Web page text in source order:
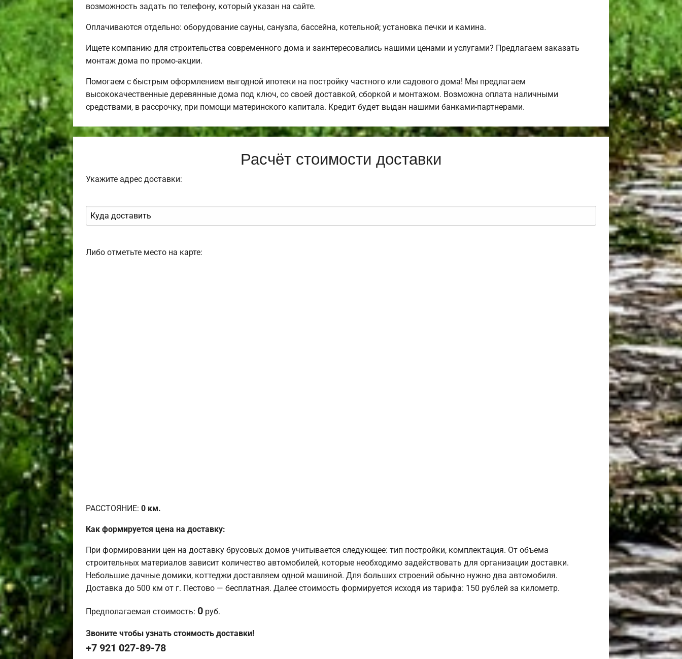
возможность задать по телефону, который указан на сайте.
Оплачиваются отдельно: оборудование сауны, санузла, бассейна, котельной; установка печки и камина.
Ищете компанию для строительства современного дома и заинтересовались нашими ценами и услугами? Предлагаем заказать
монтаж дома по промо-акции.
Помогаем с быстрым оформлением выгодной ипотеки на постройку частного или садового дома! Мы предлагаем
высококачественные деревянные дома под ключ, со своей доставкой, сборкой и монтажом. Возможна оплата наличными
средствами, в рассрочку, при помощи материнского капитала. Кредит будет выдан нашими банками-партнерами.
Расчёт стоимости доставки
Укажите адрес доставки:
Либо отметьте место на карте:
РАССТОЯНИЕ: 0 км.
Как формируется цена на доставку:
При формировании цен на доставку брусовых домов учитывается следующее: тип постройки, комплектация. От объема
строительных материалов зависит количество автомобилей, которые необходимо задействовать для организации доставки.
Небольшие дачные домики, коттеджи доставляем одной машиной. Для больших строений обычно нужно два автомобиля.
Доставка до 500 км от г. Пестово — бесплатная. Далее стоимость формируется исходя из тарифа: 150 рублей за километр.
Предполагаемая стоимость: 0 руб.
Звоните чтобы узнать стоимость доставки!
+7 921 027-89-78